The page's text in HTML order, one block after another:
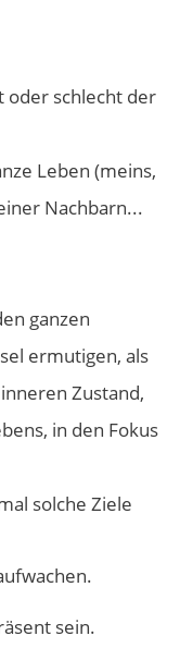
oder schlecht der
Leben (meins,
Nachbarn...
ganzen
ermutigen, als
Zustand,
in den Fokus
solche Ziele
sein.